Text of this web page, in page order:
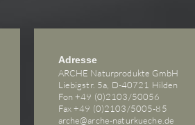
Adresse
ARCHE Naturprodukte GmbH
Liebigstr. 5a, D-40721 Hilden
Fon +49 (0)2103/50056
Fax +49 (0)2103/5005-85
arche@arche-naturkueche.de